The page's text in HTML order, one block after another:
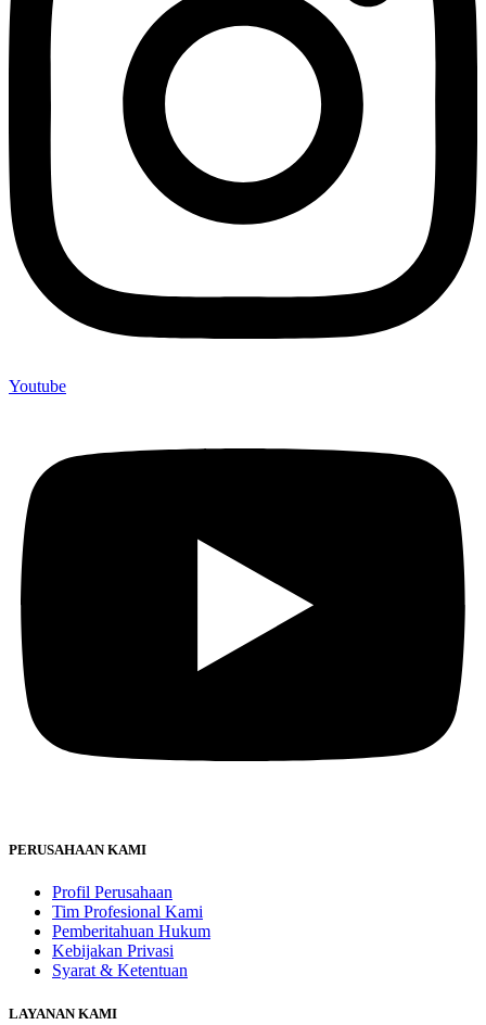
Youtube
PERUSAHAAN KAMI
Profil Perusahaan
Tim Profesional Kami
Pemberitahuan Hukum
Kebijakan Privasi
Syarat & Ketentuan
LAYANAN KAMI